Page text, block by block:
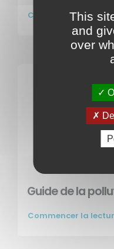
Commencer la
Guide de la
Commencer la
This
and
over